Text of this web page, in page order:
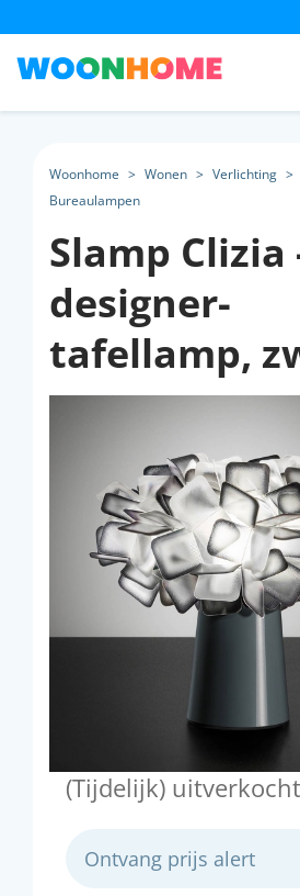
Woonhome > Wonen > Verlichting >
Bureaulampen
Slamp Clizia
designer-
tafellamp,
(Tijdelijk) uitverkocht
Ontvang prijs alert